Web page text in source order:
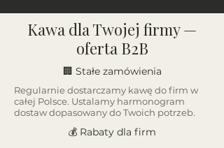
Kawa dla Twojej firmy —
oferta B2B
🏢 Stałe zamówienia
Regularnie dostarczamy kawę do firm w
całej Polsce. Ustalamy harmonogram
dostaw dopasowany do Twoich potrzeb.
💰 Rabaty dla firm